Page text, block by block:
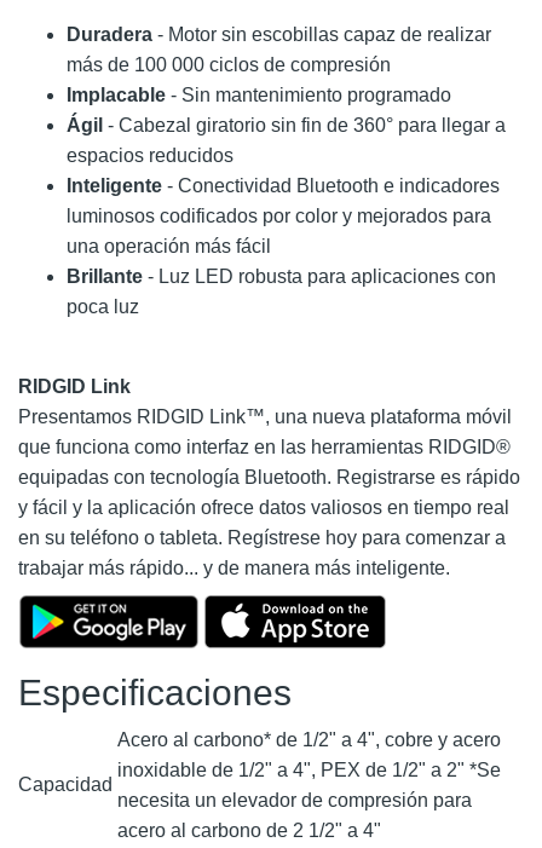
Duradera - Motor sin escobillas capaz de realizar
más de 100 000 ciclos de compresión
Implacable - Sin mantenimiento programado
Ágil - Cabezal giratorio sin fin de 360° para llegar a
espacios reducidos
Inteligente - Conectividad Bluetooth e indicadores
luminosos codificados por color y mejorados para
una operación más fácil
Brillante - Luz LED robusta para aplicaciones con
poca luz
RIDGID Link
Presentamos RIDGID Link™, una nueva plataforma móvil
que funciona como interfaz en las herramientas RIDGID®
equipadas con tecnología Bluetooth. Registrarse es rápido
y fácil y la aplicación ofrece datos valiosos en tiempo real
en su teléfono o tableta. Regístrese hoy para comenzar a
trabajar más rápido... y de manera más inteligente.
Especificaciones
Capacidad
Acero al carbono* de 1/2" a 4", cobre y acero
inoxidable de 1/2" a 4", PEX de 1/2" a 2" *Se
necesita un elevador de compresión para
acero al carbono de 2 1/2" a 4"